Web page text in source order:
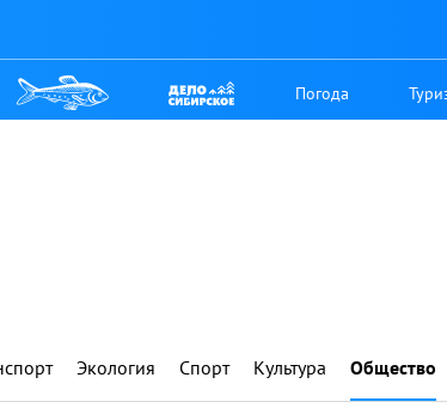
Погода
Экология Спорт Культура Общество